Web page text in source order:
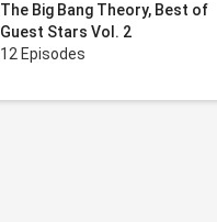
The Big Bang Theory, Best of
Guest Stars Vol. 2
12 Episodes